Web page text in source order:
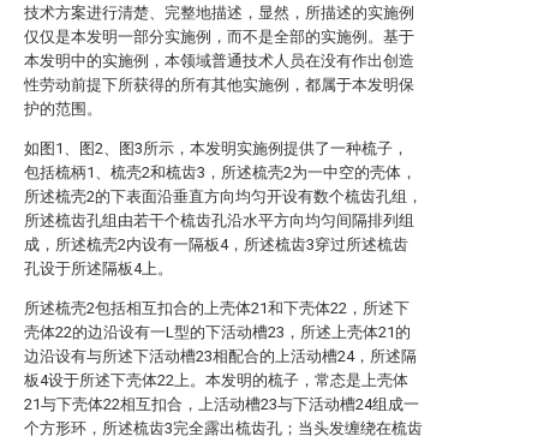
技术方案进行清楚、完整地描述，显然，所描述的实施例
仅仅是本发明一部分实施例，而不是全部的实施例。基于
本发明中的实施例，本领域普通技术人员在没有作出创造
性劳动前提下所获得的所有其他实施例，都属于本发明保
护的范围。
如图1、图2、图3所示，本发明实施例提供了一种梳子，
包括梳柄1、梳壳2和梳齿3，所述梳壳2为一中空的壳体，
所述梳壳2的下表面沿垂直方向均匀开设有数个梳齿孔组，
所述梳齿孔组由若干个梳齿孔沿水平方向均匀间隔排列组
成，所述梳壳2内设有一隔板4，所述梳齿3穿过所述梳齿
孔设于所述隔板4上。
所述梳壳2包括相互扣合的上壳体21和下壳体22，所述下
壳体22的边沿设有一L型的下活动槽23，所述上壳体21的
边沿设有与所述下活动槽23相配合的上活动槽24，所述隔
板4设于所述下壳体22上。本发明的梳子，常态是上壳体
21与下壳体22相互扣合，上活动槽23与下活动槽24组成一
个方形环，所述梳齿3完全露出梳齿孔；当头发缠绕在梳齿